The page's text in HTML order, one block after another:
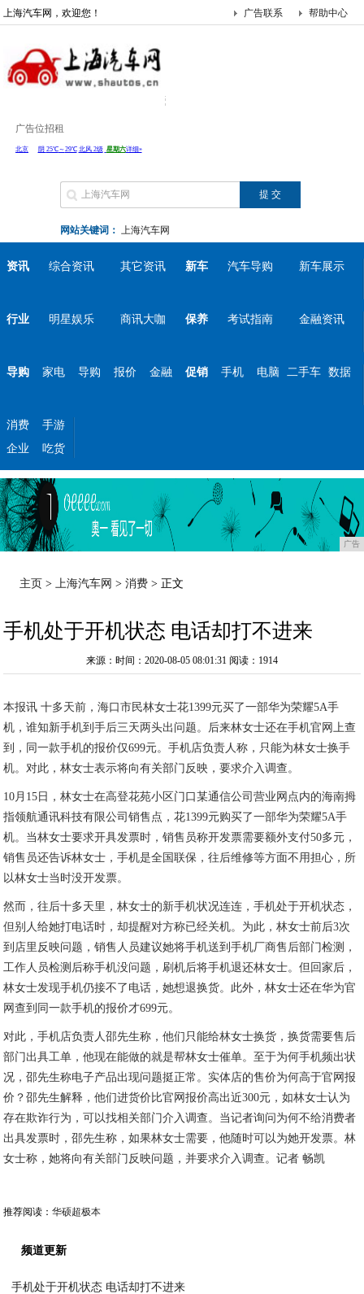
上海汽车网，欢迎您！ 帮助中心
广告联系
广告位招租
网站关键词： 上海汽车网
资讯 综合资讯 其它资讯 新车 汽车导购 新车展示
行业 明星娱乐 商讯大咖 保养 考试指南 金融资讯
导购 家电 导购 报价 金融 促销 手机 电脑 二手车 数据
消费
手游
企业
吃货
广告
主页 >上海汽车网 >消费 > 正文
手机处于开机状态 电话却打不进来
来源：时间：2020-08-05 08:01:31 阅读：1914
本报讯 十多天前，海口市民林女士花1399元买了一部华为荣耀5A手
机，谁知新手机到手后三天两头出问题。后来林女士还在手机官网上查
到，同一款手机的报价仅699元。手机店负责人称，只能为林女士换手
机。对此，林女士表示将向有关部门反映，要求介入调查。
10月15日，林女士在高登花苑小区门口某通信公司营业网点内的海南拇
指领航通讯科技有限公司销售点，花1399元购买了一部华为荣耀5A手
机。当林女士要求开具发票时，销售员称开发票需要额外支付50多元，
销售员还告诉林女士，手机是全国联保，往后维修等方面不用担心，所
以林女士当时没开发票。
然而，往后十多天里，林女士的新手机状况连连，手机处于开机状态，
但别人给她打电话时，却提醒对方称已经关机。为此，林女士前后3次
到店里反映问题，销售人员建议她将手机送到手机厂商售后部门检测，
工作人员检测后称手机没问题，刷机后将手机退还林女士。但回家后，
林女士发现手机仍接不了电话，她想退换货。此外，林女士还在华为官
网查到同一款手机的报价才699元。
对此，手机店负责人邵先生称，他们只能给林女士换货，换货需要售后
部门出具工单，他现在能做的就是帮林女士催单。至于为何手机频出状
况，邵先生称电子产品出现问题挺正常。实体店的售价为何高于官网报
价？邵先生解释，他们进货价比官网报价高出近300元，如林女士认为
存在欺诈行为，可以找相关部门介入调查。当记者询问为何不给消费者
出具发票时，邵先生称，如果林女士需要，他随时可以为她开发票。林
女士称，她将向有关部门反映问题，并要求介入调查。记者 畅凯
推荐阅读：华硕超极本
频道更新
手机处于开机状态 电话却打不进来